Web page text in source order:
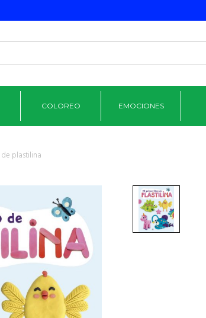
COLOREO EMOCIONES
plastilina